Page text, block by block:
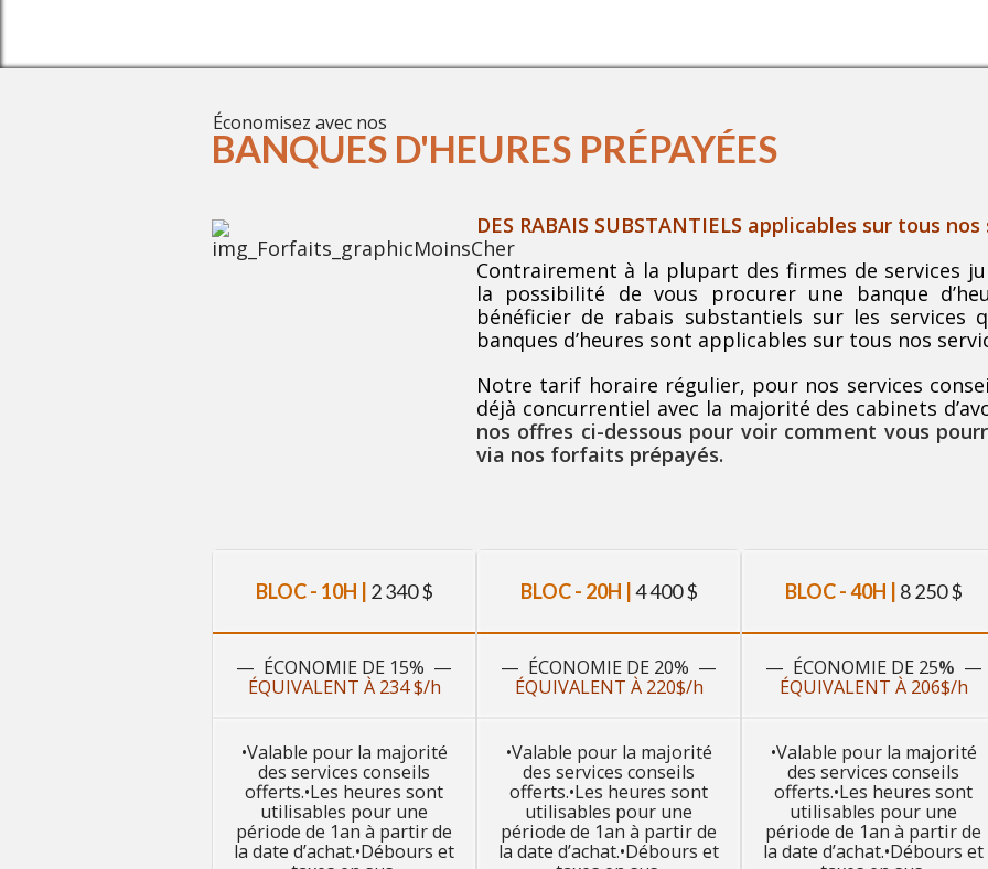
Économisez avec nos
BANQUES D'HEURES PRÉPAYÉES
DES RABAIS SUBSTANTIELS applicables sur tous
Contrairement à la plupart des firmes de services
la possibilité de vous procurer une banque
bénéficier de rabais substantiels sur les services
banques d’heures sont applicables sur tous nos
Notre tarif horaire régulier, pour nos services
déjà concurrentiel avec la majorité des cabinets
nos offres ci-dessous pour voir comment vous
via nos forfaits prépayés.
BLOC - 10H | 2 340 $
— ÉCONOMIE DE 15% —
ÉQUIVALENT À 234 $/h
•Valable pour la majorité
des services conseils
offerts.•Les heures sont
utilisables pour une
période de 1an à partir de
la date d’achat.•Débours et
BLOC - 20H | 4 400 $
— ÉCONOMIE DE 20% —
ÉQUIVALENT À 220$/h
•Valable pour la majorité
des services conseils
offerts.•Les heures sont
utilisables pour une
période de 1an à partir de
la date d’achat.•Débours et
BLOC - 40H | 8 250 $
— ÉCONOMIE DE 25% —
ÉQUIVALENT À 206$/h
•Valable pour la majorité
des services conseils
offerts.•Les heures sont
utilisables pour une
période de 1an à partir de
la date d’achat.•Débours et